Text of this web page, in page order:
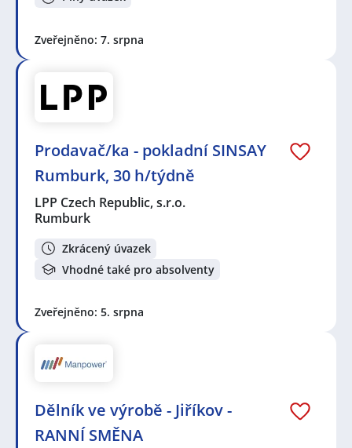
Zveřejněno: 7. srpna
Prodavač/ka - pokladní SINSAY
Rumburk, 30 h/týdně
LPP Czech Republic, s.r.o.
Rumburk
Zkrácený úvazek
Vhodné také pro absolventy
Zveřejněno: 5. srpna
Dělník ve výrobě - Jiříkov -
RANNÍ SMĚNA